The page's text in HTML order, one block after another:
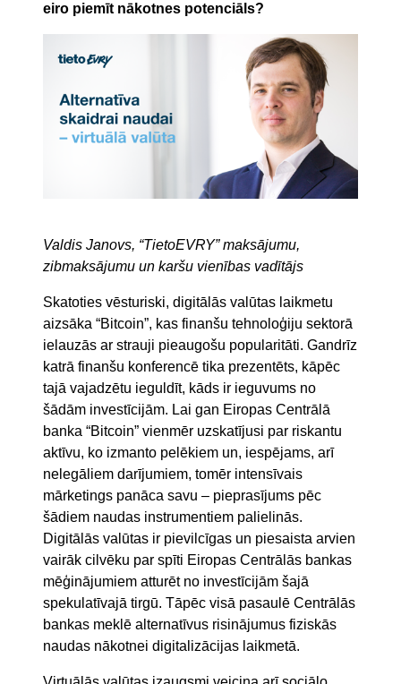
eiro piemīt nākotnes potenciāls?
Valdis Janovs, “TietoEVRY” maksājumu,
zibmaksājumu un karšu vienības vadītājs
Skatoties vēsturiski, digitālās valūtas laikmetu
aizsāka “Bitcoin”, kas finanšu tehnoloģiju sektorā
ielauzās ar strauji pieaugošu popularitāti. Gandrīz
katrā finanšu konferencē tika prezentēts, kāpēc
tajā vajadzētu ieguldīt, kāds ir ieguvums no
šādām investīcijām. Lai gan Eiropas Centrālā
banka “Bitcoin” vienmēr uzskatījusi par riskantu
aktīvu, ko izmanto pelēkiem un, iespējams, arī
nelegāliem darījumiem, tomēr intensīvais
mārketings panāca savu – pieprasījums pēc
šādiem naudas instrumentiem palielinās.
Digitālās valūtas ir pievilcīgas un piesaista arvien
vairāk cilvēku par spīti Eiropas Centrālās bankas
mēģinājumiem atturēt no investīcijām šajā
spekulatīvajā tirgū. Tāpēc visā pasaulē Centrālās
bankas meklē alternatīvus risinājumus fiziskās
naudas nākotnei digitalizācijas laikmetā.